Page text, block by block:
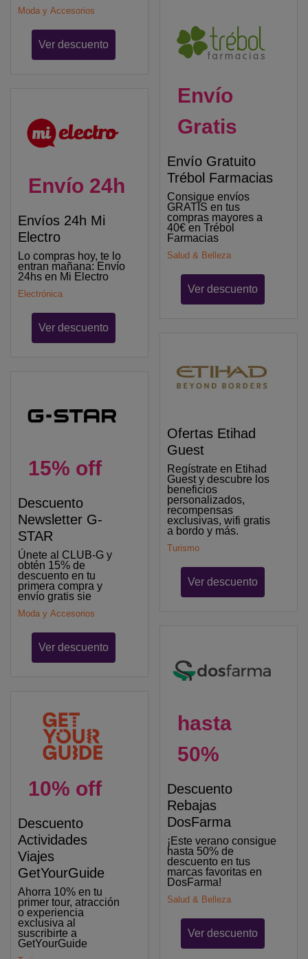
Moda y Accesorios
Ver descuento
Envío 24h
Envíos 24h Mi
Electro
Lo compras hoy, te lo
entran mañana: Envío
24hs en Mi Electro
Electrónica
Ver descuento
15% off
Descuento
Newsletter G-
STAR
Únete al CLUB-G y
obtén 15% de
descuento en tu
primera compra y
envío gratis sie
Moda y Accesorios
Ver descuento
10% off
Descuento
Actividades
Viajes
GetYourGuide
Ahorra 10% en tu
primer tour, atracción
o experiencia
exclusiva al
suscribirte a
GetYourGuide
Envío
Gratis
Envío Gratuito
Trébol Farmacias
Consigue envíos
GRATIS en tus
compras mayores a
40€ en Trébol
Farmacias
Salud & Belleza
Ver descuento
Ofertas Etihad
Guest
Regístrate en Etihad
Guest y descubre los
beneficios
personalizados,
recompensas
exclusivas, wifi gratis
a bordo y más.
Turismo
Ver descuento
hasta
50%
Descuento
Rebajas
DosFarma
¡Este verano consigue
hasta 50% de
descuento en tus
marcas favoritas en
DosFarma!
Salud & Belleza
Ver descuento